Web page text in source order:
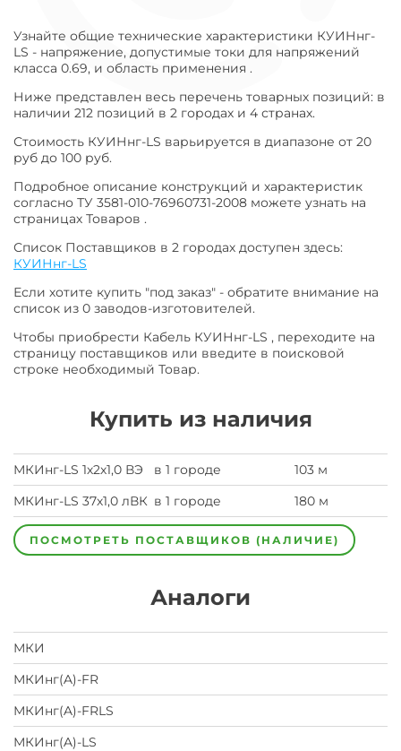
Узнайте общие технические характеристики КУИНнг-
LS - напряжение, допустимые токи для напряжений
класса 0.69, и область применения .
Ниже представлен весь перечень товарных позиций: в
наличии 212 позиций в 2 городах и 4 странах.
Стоимость КУИНнг-LS варьируется в диапазоне от 20
руб до 100 руб.
Подробное описание конструкций и характеристик
согласно ТУ 3581-010-76960731-2008 можете узнать на
страницах Товаров .
Список Поставщиков в 2 городах доступен здесь:
КУИНнг-LS
Если хотите купить "под заказ" - обратите внимание на
список из 0 заводов-изготовителей.
Чтобы приобрести Кабель КУИНнг-LS , переходите на
страницу поставщиков или введите в поисковой
строке необходимый Товар.
Купить из наличия
МКИнг-LS 1х2х1,0 ВЭ в 1 городе
103 м
МКИнг-LS 37х1,0 лВК в 1 городе 180 м
ПОСМОТРЕТЬ ПОСТАВЩИКОВ (НАЛИЧИЕ)
Аналоги
МКИ
МКИнг(A)-FR
МКИнг(A)-FRLS
МКИнг(A)-LS